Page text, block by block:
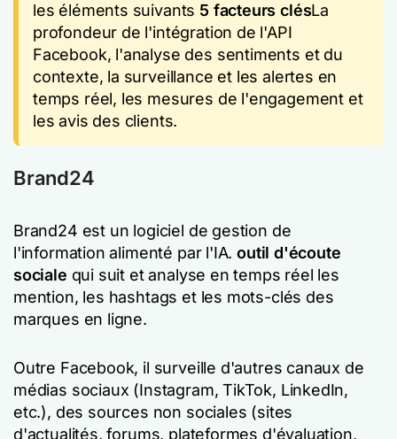
les éléments suivants 5 facteurs clésLa
profondeur de l'intégration de l'API
Facebook, l'analyse des sentiments et du
contexte, la surveillance et les alertes en
temps réel, les mesures de l'engagement et
les avis des clients.
Brand24
Brand24 est un logiciel de gestion de
l'information alimenté par l'IA.outil d'écoute
sociale qui suit et analyse en temps réel les
mention, les hashtags et les mots-clés des
marques en ligne.
Outre Facebook, il surveille d'autres canaux de
médias sociaux (Instagram, TikTok, LinkedIn,
etc.), des sources non sociales (sites
d'actualités, forums, plateformes d'évaluation,